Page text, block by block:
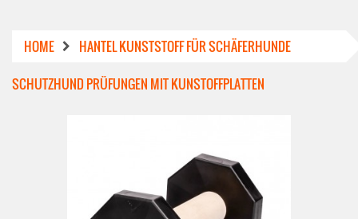
HOME
HANTEL KUNSTSTOFF FÜR SCHÄFERHUNDE
SCHUTZHUND PRÜFUNGEN MIT KUNSTOFFPLATTEN